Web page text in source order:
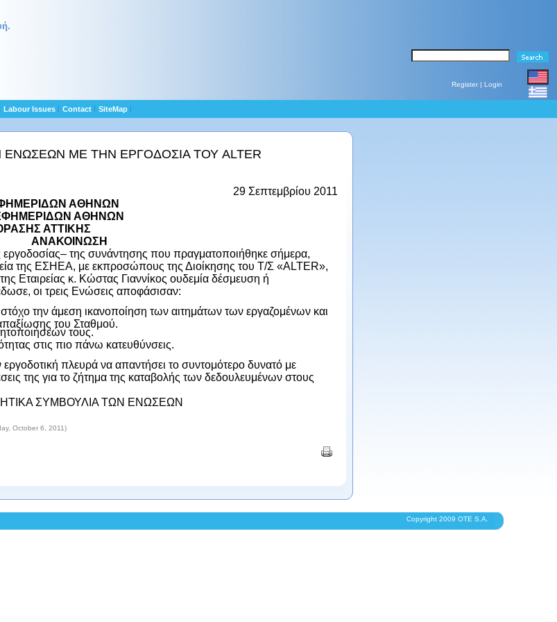
Register | Login
Labour Issues Contact SiteMap
ΜΕ ΤΗΝ ΕΡΓΟΔΟΣΙΑ ΤΟΥ ALTER
29 Σεπτεμβρίου 2011
ΑΘΗΝΩΝ
ΑΘΗΝΩΝ
ΑΤΤΙΚΗΣ
ΑΝΑΚΟΙΝΩΣΗ
εργοδοσίας– της συνάντησης που πραγματοποιήθηκε σήμερα,
της ΕΣΗΕΑ, με εκπροσώπους της Διοίκησης του Τ/Σ «ALTER»,
Εταιρείας κ. Κώστας Γιαννίκος ουδεμία δέσμευση ή
οι τρεις Ενώσεις αποφάσισαν:
την άμεση ικανοποίηση των αιτημάτων των εργαζομένων και
του Σταθμού.
τους.
στις πιο πάνω κατευθύνσεις.
πλευρά να απαντήσει το συντομότερο δυνατό με
της για το ζήτημα της καταβολής των δεδουλευμένων στους
ΣΥΜΒΟΥΛΙΑ ΤΩΝ ΕΝΩΣΕΩΝ
October 6, 2011)
Copyright 2009 OTE S.A.